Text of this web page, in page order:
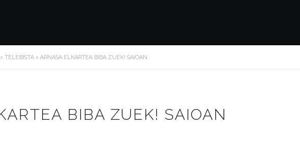
> TELEBISTA > ARNASA ELKARTEA BIBA ZUEK! SAIOAN
BIBA ZUEK! SAIOAN